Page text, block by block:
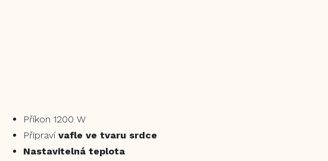
Příkon 1200 W
Připraví vafle ve tvaru srdce
Nastavitelná teplota